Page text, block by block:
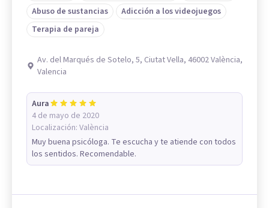
Abuso de sustancias
Adicción a los videojuegos
Terapia de pareja
Av. del Marqués de Sotelo, 5, Ciutat Vella, 46002 València,
Valencia
Aura
4 de mayo de 2020
Localización: València
Muy buena psicóloga. Te escucha y te atiende con todos
los sentidos. Recomendable.